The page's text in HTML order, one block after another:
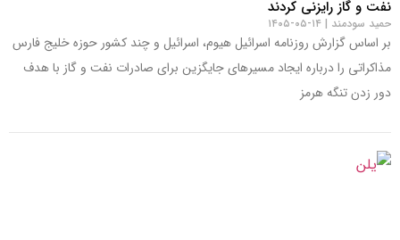
نفت و گاز رایزنی کردند
حمید سودمند ۱۴-۰۵-۱۴۰۵
بر اساس گزارش روزنامه اسرائیل هیوم، اسرائیل و چند کشور حوزه خلیج فارس
مذاکراتی را درباره ایجاد مسیرهای جایگزین برای صادرات نفت و گاز با هدف
دور زدن تنگه هرمز